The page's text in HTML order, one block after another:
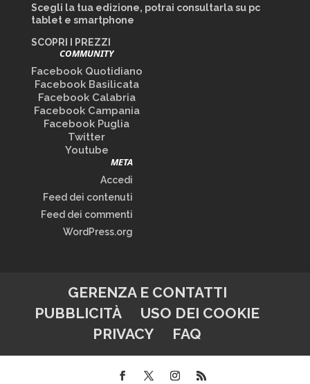
Scegli la tua edizione, potrai consultarla su pc
tablet e smartphone
SCOPRI I PREZZI
COMMUNITY
Facebook Quotidiano
Facebook Basilicata
Facebook Calabria
Facebook Campania
Facebook Puglia
Twitter
Youtube
META
Accedi
Feed dei contenuti
Feed dei commenti
WordPress.org
GERENZA E CONTATTI
PUBBLICITÀ
USO DEI COOKIE
PRIVACY
FAQ